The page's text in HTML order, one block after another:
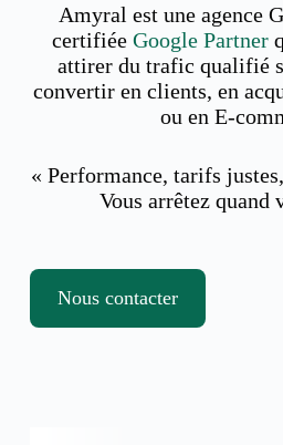
Amyral est une agence
certifiéeGoogle Partner
attirer du trafic qualifié
convertir en clients, en
ou en E-
« Performance, tarifs
Vous arrêtez quand
Nous contacter